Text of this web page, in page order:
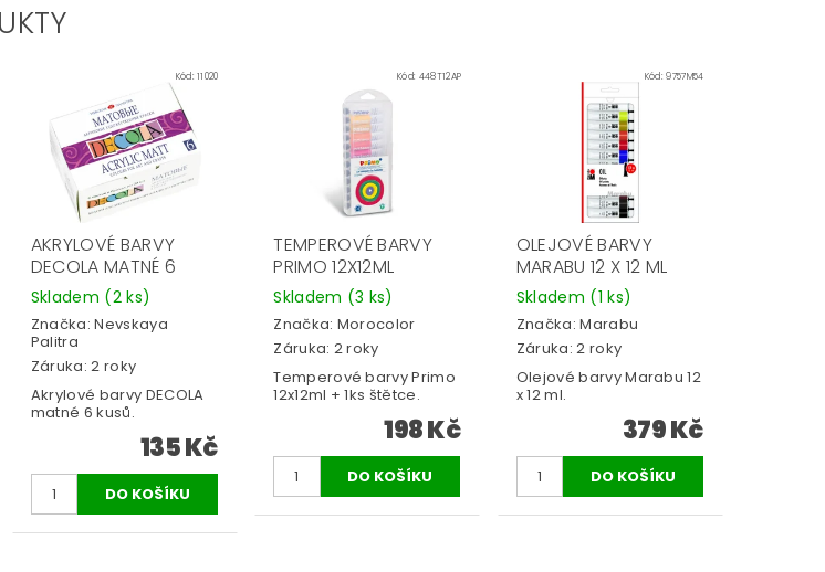
Kód:11020
AKRYLOVÉ BARVY
DECOLA MATNÉ 6
Skladem (2 ks)
Značka:Nevskaya
Palitra
Záruka: 2 roky
Akrylové barvy DECOLA
matné 6 kusů.
135 Kč
Kód: 448T12AP
TEMPEROVÉ BARVY
PRIMO 12X12ML
Skladem (3 ks)
Značka: Morocolor
Záruka: 2 roky
Temperové barvy Primo
12x12ml + 1ks štětce.
198 Kč
Kód:9757M54
OLEJOVÉ BARVY
MARABU 12 X 12 ML
Skladem (1 ks)
Značka:Marabu
Záruka: 2 roky
Olejové barvy Marabu 12
x 12 ml.
379 Kč